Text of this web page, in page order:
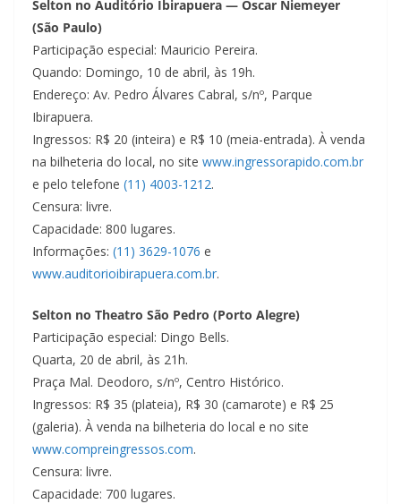
Selton no Auditório Ibirapuera — Oscar Niemeyer
(São Paulo)
Participação especial: Mauricio Pereira.
Quando: Domingo, 10 de abril, às 19h.
Endereço: Av. Pedro Álvares Cabral, s/nº, Parque
Ibirapuera.
Ingressos: R$ 20 (inteira) e R$ 10 (meia-entrada). À venda
na bilheteria do local, no site www.ingressorapido.com.br
e pelo telefone (11) 4003-1212.
Censura: livre.
Capacidade: 800 lugares.
Informações: (11) 3629-1076 e
www.auditorioibirapuera.com.br.
Selton no Theatro São Pedro (Porto Alegre)
Participação especial: Dingo Bells.
Quarta, 20 de abril, às 21h.
Praça Mal. Deodoro, s/nº, Centro Histórico.
Ingressos: R$ 35 (plateia), R$ 30 (camarote) e R$ 25
(galeria). À venda na bilheteria do local e no site
www.compreingressos.com.
Censura: livre.
Capacidade: 700 lugares.